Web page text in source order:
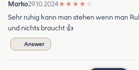
Marko29.10.2024★ ★ ★ ★ ★
Sehr ruhig kann man stehen wenn man
und nichts braucht 👍
Answer